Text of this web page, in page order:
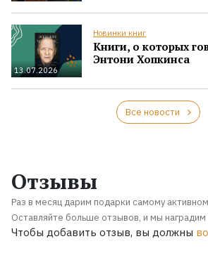
13.07.2026
Новинки книг
Книги, о которых
Энтони Хопкинса
Все новости
Отзывы
Раз в месяц дарим подарки самому
Оставляйте больше отзывов, и мы наградим
Чтобы добавить отзыв, вы должны